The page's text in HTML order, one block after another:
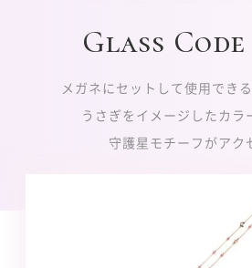
Glass Code
メガネにセットして使用でき
うさぎをイメージしたカラ
守護星モチーフがアク